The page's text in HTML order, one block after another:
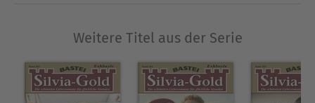
Weitere Titel aus der Serie